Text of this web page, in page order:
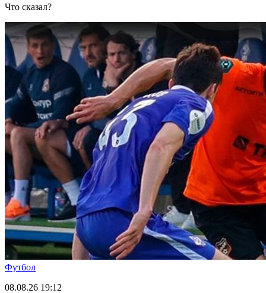
Что сказал?
Футбол
08.08.26 19:12